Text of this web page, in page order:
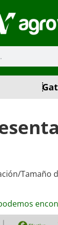
Tamaño